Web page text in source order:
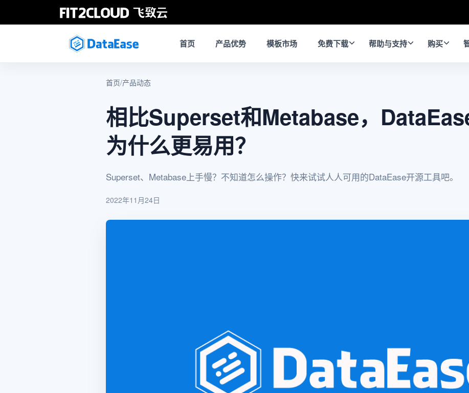
首页 产品优势 模板市场 免费下载 帮助与支持 购买
首页/产品动态
相比Superset和Metabase，
为什么更易用？
Superset、Metabase上手慢？不知道怎么操作？快来试试人人可用的DataEase开源工具吧。
2022年11月24日